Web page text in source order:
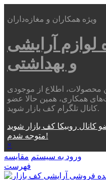
ویژه همکاران و مغازه‌داران
لوازم آرایشی
و بهداشتی
محصولات، اطلاع از موجودی
همکاری، همین حالا عضو
کانال تلگرام کف بازار شوید.
روبیکا کف بازار شوید
متوجه شدم!
×
ورود به سیستم مقایسه
فهرست